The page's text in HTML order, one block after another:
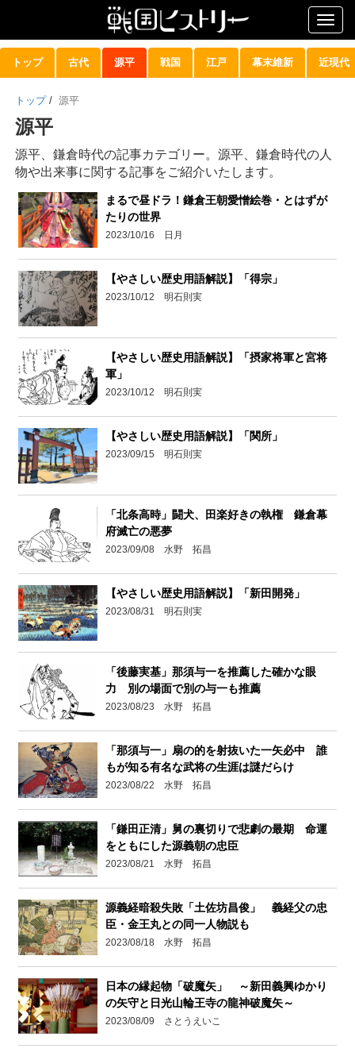
トップ 古代 源平 戦国 江戸 幕末維新 近現代
トップ / 源平
源平
源平、鎌倉時代の記事カテゴリー。源平、鎌倉時代の人
物や出来事に関する記事をご紹介いたします。
まるで昼ドラ！鎌倉王朝愛憎絵巻・とはずが
たりの世界
2023/10/16 日月
【やさしい歴史用語解説】「得宗」
2023/10/12 明石則実
【やさしい歴史用語解説】「摂家将軍と宮将
軍」
2023/10/12 明石則実
【やさしい歴史用語解説】「関所」
2023/09/15 明石則実
「北条高時」闘犬、田楽好きの執権 鎌倉幕
府滅亡の悪夢
2023/09/08 水野 拓昌
【やさしい歴史用語解説】「新田開発」
2023/08/31 明石則実
「後藤実基」那須与一を推薦した確かな眼
力 別の場面で別の与一も推薦
2023/08/23 水野 拓昌
「那須与一」扇の的を射抜いた一矢必中 誰
もが知る有名な武将の生涯は謎だらけ
2023/08/22 水野 拓昌
「鎌田正清」舅の裏切りで悲劇の最期 命運
をともにした源義朝の忠臣
2023/08/21 水野 拓昌
源義経暗殺失敗「土佐坊昌俊」 義経父の忠
臣・金王丸との同一人物説も
2023/08/18 水野 拓昌
日本の縁起物「破魔矢」 ～新田義興ゆかり
の矢守と日光山輪王寺の龍神破魔矢～
2023/08/09 さとうえいこ